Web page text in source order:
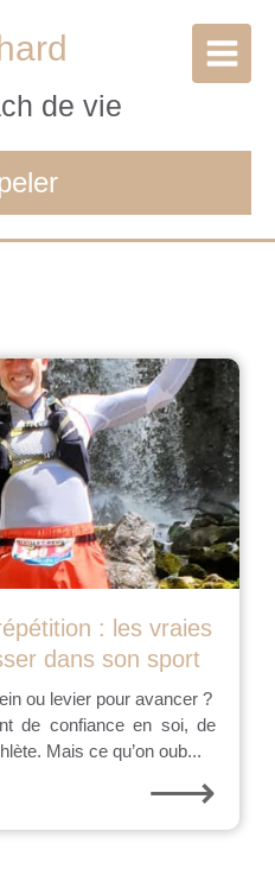
de vie
: les vraies
dans son sport
ou levier pour avancer ?
de confiance en soi, de
Mais ce qu’on oub...
⟶